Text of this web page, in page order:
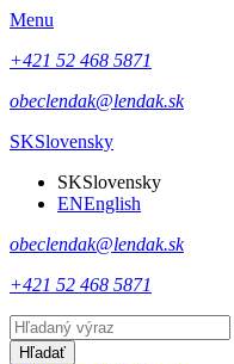
Menu
+421 52 468 5871
obeclendak@lendak.sk
SKSlovensky
SKSlovensky
ENEnglish
obeclendak@lendak.sk
+421 52 468 5871
Hľadať